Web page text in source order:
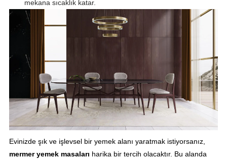
mekana sıcaklık katar.
Evinizde şık ve işlevsel bir yemek alanı yaratmak istiyorsanız,
mermer yemek masaları harika bir tercih olacaktır. Bu alanda